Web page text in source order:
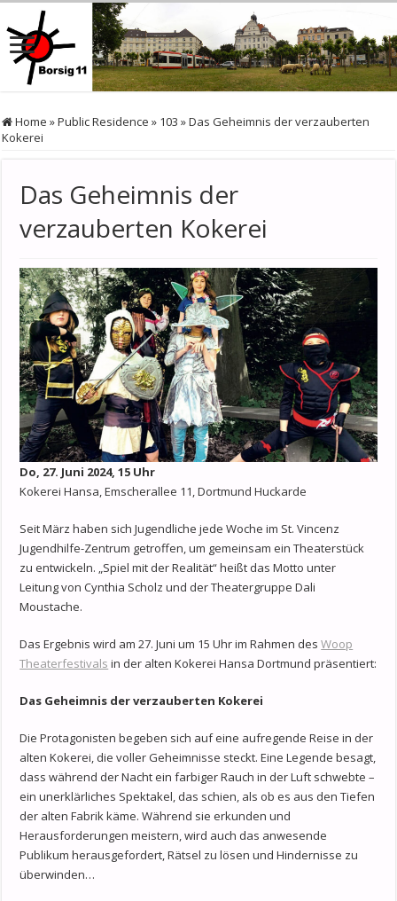
Home »Public Residence » 103 »Das Geheimnis der verzauberten
Kokerei
Das Geheimnis der
verzauberten Kokerei
Do, 27. Juni 2024, 15 Uhr
Kokerei Hansa, Emscherallee 11, Dortmund Huckarde
Seit März haben sich Jugendliche jede Woche im St. Vincenz
Jugendhilfe-Zentrum getroffen, um gemeinsam ein Theaterstück
zu entwickeln. „Spiel mit der Realität“ heißt das Motto unter
Leitung von Cynthia Scholz und der Theatergruppe Dali
Moustache.
Das Ergebnis wird am 27. Juni um 15 Uhr im Rahmen desWoop
Theaterfestivals in der alten Kokerei Hansa Dortmund präsentiert:
Das Geheimnis der verzauberten Kokerei
Die Protagonisten begeben sich auf eine aufregende Reise in der
alten Kokerei, die voller Geheimnisse steckt. Eine Legende besagt,
dass während der Nacht ein farbiger Rauch in der Luft schwebte –
ein unerklärliches Spektakel, das schien, als ob es aus den Tiefen
der alten Fabrik käme. Während sie erkunden und
Herausforderungen meistern, wird auch das anwesende
Publikum herausgefordert, Rätsel zu lösen und Hindernisse zu
überwinden…